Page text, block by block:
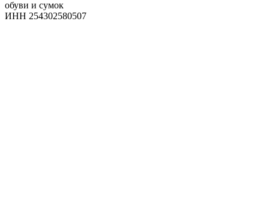
обуви и сумок
ИНН 254302580507